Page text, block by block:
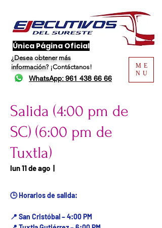
​Única Página Oficial
¿Desea obtener más
información? ¡Contáctanos!
WhatsApp: 961 438 66 66
ME
NU
Salida (4:00 pm de
SC) (6:00 pm de
Tuxtla)
lun 11 de ago
  |
🕒 Horarios de salida:
📍 San Cristóbal – 4:00 PM